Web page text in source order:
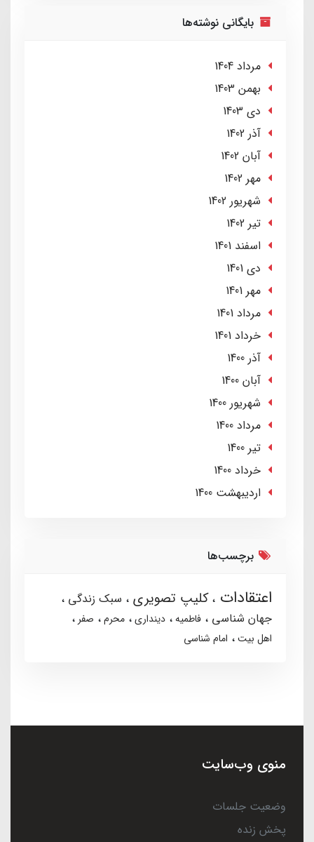
بایگانی نوشته‌ها
مرداد 1404
بهمن 1403
دی 1403
آذر 1402
آبان 1402
مهر 1402
شهریور 1402
تير 1402
اسفند 1401
دی 1401
مهر 1401
مرداد 1401
خرداد 1401
آذر 1400
آبان 1400
شهریور 1400
مرداد 1400
تير 1400
خرداد 1400
ارديبهشت 1400
برچسب‌ها
اعتقادات کلیپ تصویری
سبک زندگی
جهان شناسی
فاطمیه دینداری محرم
صفر
اهل بیت
امام شناسی
منوی وب‌سایت
وضعیت جلسات
پخش زنده